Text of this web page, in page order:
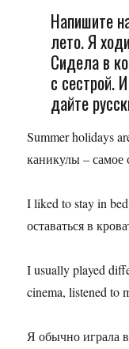
Напишите
лето. Я
Сидела в
с сестрой.
дайте
Summer holidays
каникулы – самое
I liked to stay in
оставаться в
I usually played
cinema, listened to
Я обычно играла